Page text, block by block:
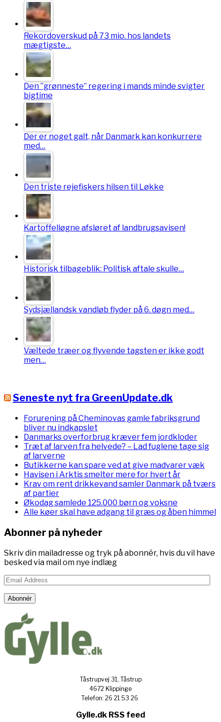
Rekordoverskud på 73 mio. hos landets
mægtigste…
Den ”grønneste” regering i mands minde svigter
bigtime
Der er noget galt, når Danmark kan konkurrere
med…
Den triste rejefiskers hilsen til Løkke
Kartoffelløgne afsløret af landbrugsavisen!
Historisk tilbageblik: Politisk aftale skulle…
Sydsjællandsk vandløb flyder på 6. døgn med…
Væltede træer og flyvende tagsten er ikke godt
men…
Seneste nyt fra GreenUpdate.dk
Forurening på Cheminovas gamle fabriksgrund
bliver nu indkapslet
Danmarks overforbrug kræver fem jordkloder
Træt af larven fra helvede? – Lad fuglene tage sig
af larverne
Butikkerne kan spare ved at give madvarer væk
Havisen i Arktis smelter mere for hvert år
Krav om rent drikkevand samler Danmark på tværs
af partier
Økodag samlede 125.000 børn og voksne
Alle køer skal have adgang til græs og åben himmel
Abonner på nyheder
Skriv din mailadresse og tryk på abonnér, hvis du vil have
besked via mail om nye indlæg
Email
Address
Abonnér
Tåstrupvej 31, Tåstrup
4672 Klippinge
Telefon: 26 21 53 26
Gylle.dk RSS feed